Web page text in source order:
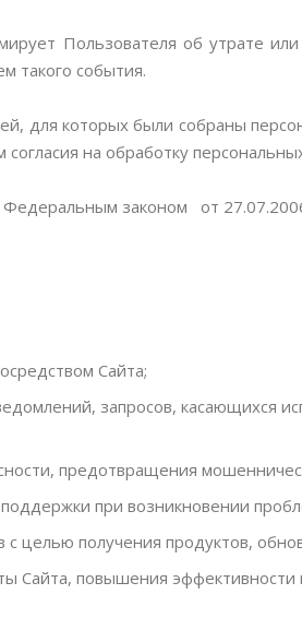
Пользователя об утрате
такого события.
для которых были собраны
на обработку
законом от
Сайта;
запросов, касающихся
предотвращения
при возникновении
целью получения продуктов,
Сайта, повышения